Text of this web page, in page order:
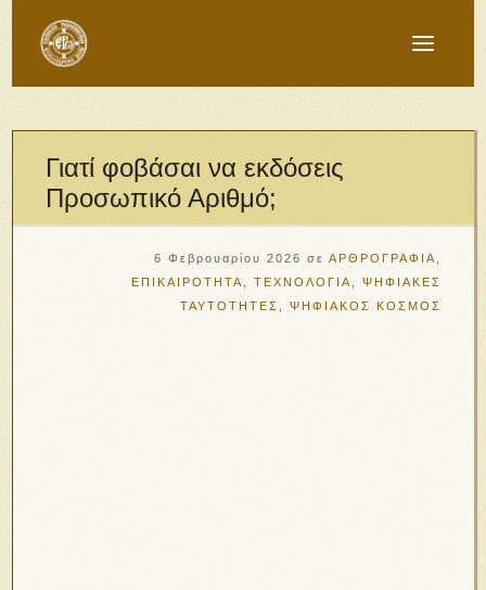
Γιατί φοβάσαι να εκδόσεις
Προσωπικό Αριθμό;
6 Φεβρουαρίου 2026 σε ΑΡΘΡΟΓΡΑΦΙΑ
ΕΠΙΚΑΙΡΟΤΗΤΑ
ΤΕΧΝΟΛΟΓΙΑ
ΨΗΦΙΑΚΕΣ
ΤΑΥΤΟΤΗΤΕΣ
ΨΗΦΙΑΚΟΣ ΚΟΣΜΟΣ